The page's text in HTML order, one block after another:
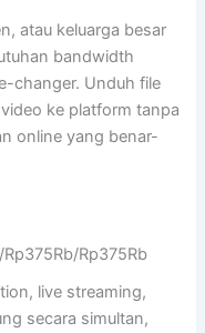
atau keluarga besar
bandwidth
changer. Unduh file
ke platform tanpa
online yang benar-
Rp375Rb
live streaming,
secara simultan,